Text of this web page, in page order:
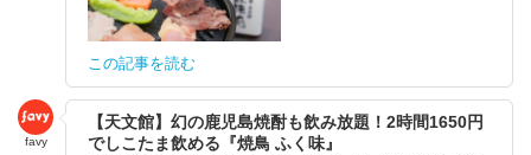
この記事を読む
favy
【天文館】幻の鹿児島焼酎も飲み放題！2時間1650円
でしこたま飲める『焼鳥 ふく味』